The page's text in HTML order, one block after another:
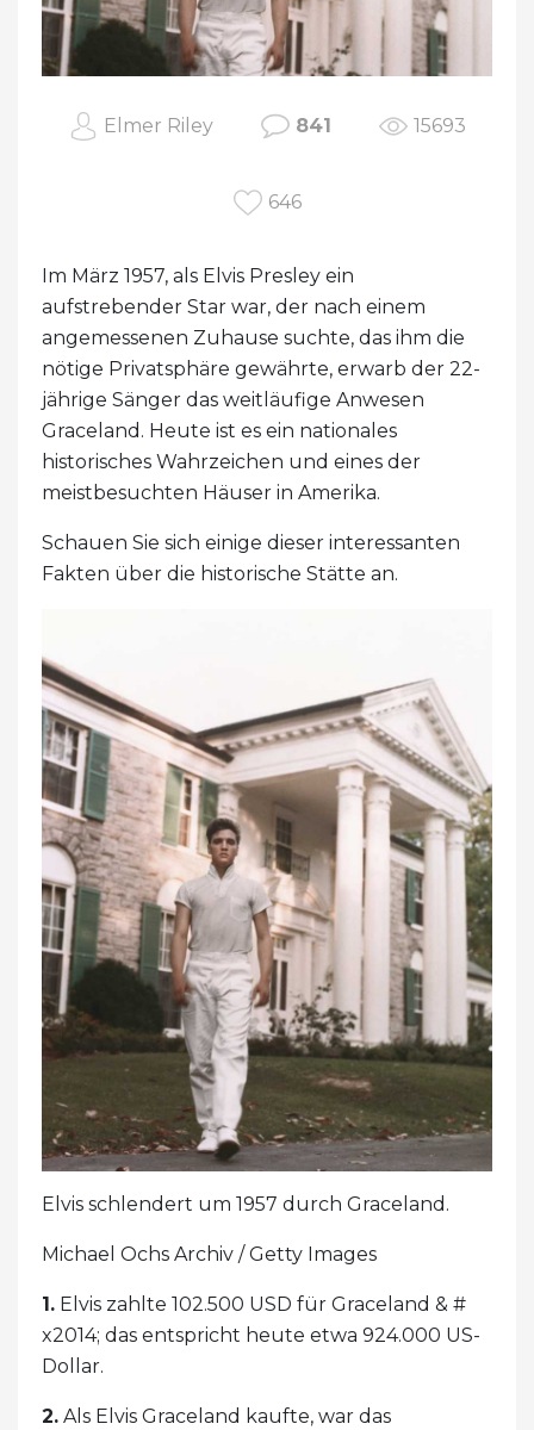
Elmer Riley 841 15693
646
Im März 1957, als Elvis Presley ein
aufstrebender Star war, der nach einem
angemessenen Zuhause suchte, das ihm die
nötige Privatsphäre gewährte, erwarb der 22-
jährige Sänger das weitläufige Anwesen
Graceland. Heute ist es ein nationales
historisches Wahrzeichen und eines der
meistbesuchten Häuser in Amerika.
Schauen Sie sich einige dieser interessanten
Fakten über die historische Stätte an.
Elvis schlendert um 1957 durch Graceland.
Michael Ochs Archiv / Getty Images
1. Elvis zahlte 102.500 USD für Graceland & #
x2014; das entspricht heute etwa 924.000 US-
Dollar.
2. Als Elvis Graceland kaufte, war das